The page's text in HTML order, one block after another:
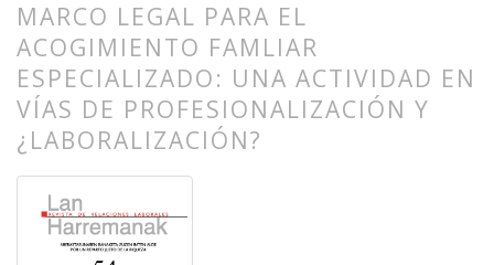
MARCO LEGAL PARA EL
ACOGIMIENTO FAMLIAR
ESPECIALIZADO: UNA ACTIVIDAD EN
VÍAS DE PROFESIONALIZACIÓN Y
¿LABORALIZACIÓN?